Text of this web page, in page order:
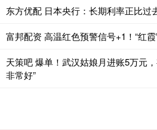
东方优配 日本央行：长期利率正比过
富邦配资 高温红色预警信号+1！“红
天策吧 爆单！武汉姑娘月进账5万元
非常好”